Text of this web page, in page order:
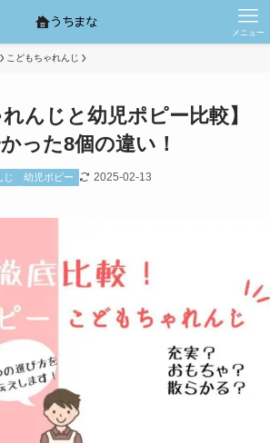
メニュー
こどもちゃれんじ
んじと幼児ポピー比較】
った8個の違い！
じ 幼児ポピー 2025-02-13